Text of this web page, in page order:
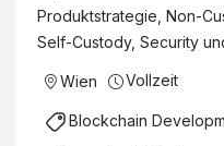
Produktstrategie, Non-
Self-Custody, Security
Wien Vollzeit
Blockchain